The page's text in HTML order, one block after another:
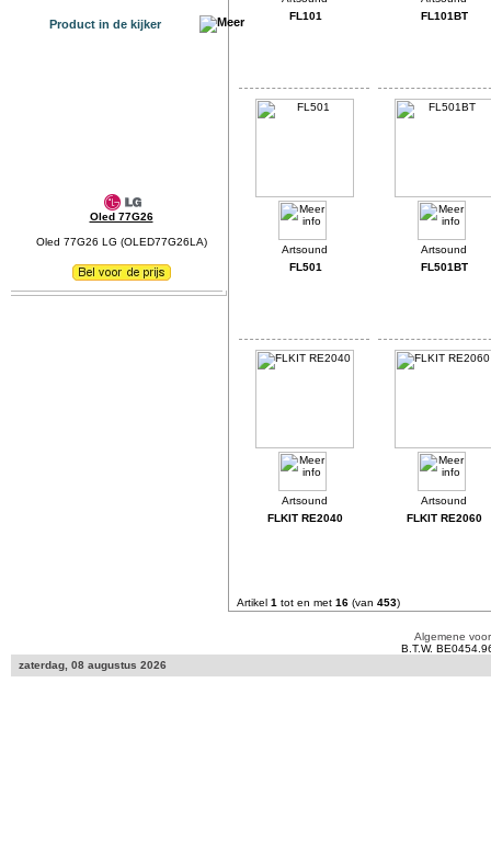
Product in de kijker
Oled 77G26
Oled 77G26 LG (OLED77G26LA)
FL101 FL101BT
FL501 FL501BT
FLKIT RE2040 FLKIT RE2060
Artikel 1 tot en met 16 (van 453)
Algemene
B.T.W.
zaterdag, 08 augustus 2026